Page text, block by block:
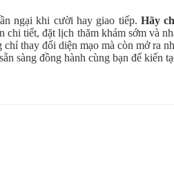
ngại khi cười hay giao tiếp.Hãy
chi tiết, đặt lịch thăm khám sớm và
thay đổi diện mạo mà còn mở ra
sàng đồng hành cùng bạn để kiến